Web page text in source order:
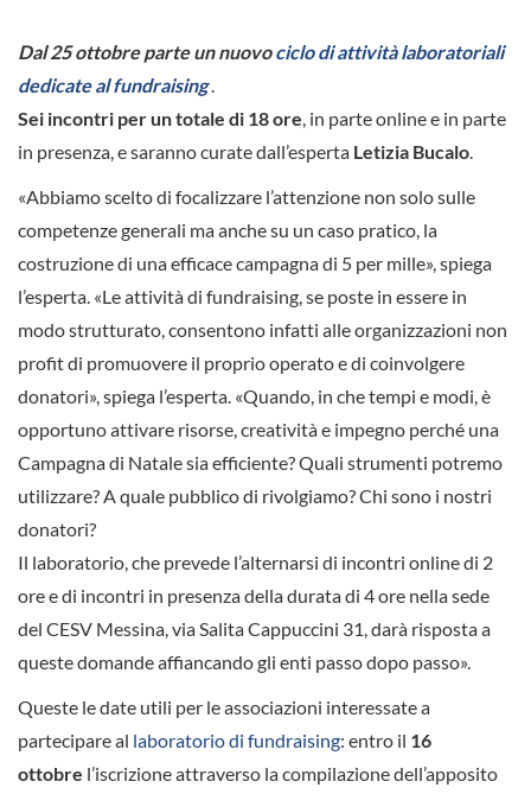
Dal 25 ottobre parte un nuovociclo di attività laboratoriali
dedicate al fundraising.
Sei incontri per un totale di 18 ore, in parte online e in parte
in presenza, e saranno curate dall’esperta Letizia Bucalo.
«Abbiamo scelto di focalizzare l’attenzione non solo sulle
competenze generali ma anche su un caso pratico, la
costruzione di una efficace campagna di 5 per mille», spiega
l’esperta. «Le attività di fundraising, se poste in essere in
modo strutturato, consentono infatti alle organizzazioni non
profit di promuovere il proprio operato e di coinvolgere
donatori», spiega l’esperta. «Quando, in che tempi e modi, è
opportuno attivare risorse, creatività e impegno perché una
Campagna di Natale sia efficiente? Quali strumenti potremo
utilizzare? A quale pubblico di rivolgiamo? Chi sono i nostri
donatori?
Il laboratorio, che prevede l’alternarsi di incontri online di 2
ore e di incontri in presenza della durata di 4 ore nella sede
del CESV Messina, via Salita Cappuccini 31, darà risposta a
queste domande affiancando gli enti passo dopo passo».
Queste le date utili per le associazioni interessate a
partecipare al laboratorio di fundraising: entro il 16
ottobre l’iscrizione attraverso la compilazione dell’apposito